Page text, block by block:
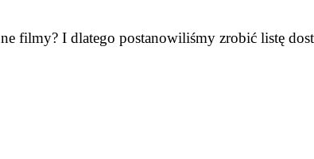
filmy? I dlatego postanowiliśmy zrobić listę